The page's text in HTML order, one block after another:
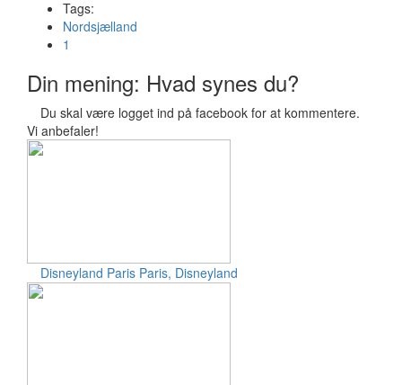
Tags:
Nordsjælland
1
Din mening: Hvad synes du?
Du skal være logget ind på facebook for at kommentere.
Vi anbefaler!
Disneyland Paris Paris, Disneyland